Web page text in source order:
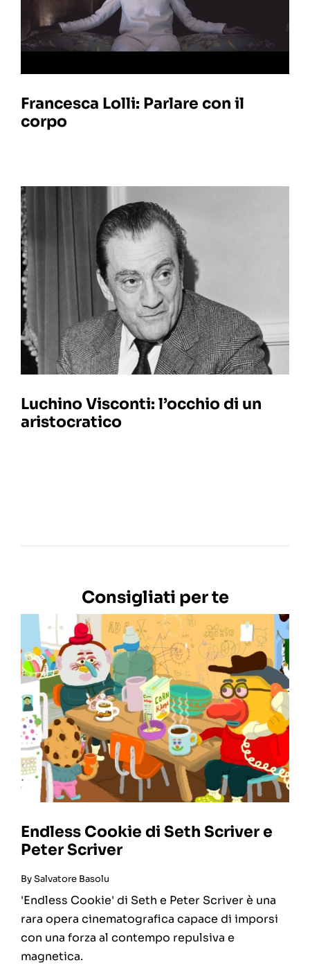
Francesca Lolli: Parlare con il
corpo
Luchino Visconti: l’occhio di un
aristocratico
Consigliati per te
Endless Cookie di Seth Scriver e
Peter Scriver
BySalvatore Basolu
'Endless Cookie' di Seth e Peter Scriver è una
rara opera cinematografica capace di imporsi
con una forza al contempo repulsiva e
magnetica.